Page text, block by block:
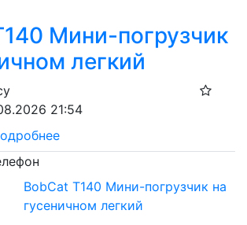
Мини-погрузчик
легкий
21:54
BobCat T140 Мини-погрузчик на
гусеничном легкий